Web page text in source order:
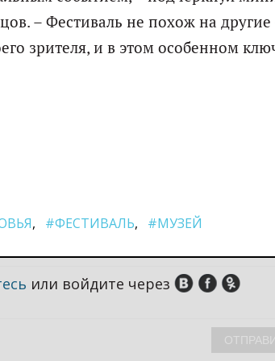
– Фестиваль не похож на
зрителя, и в этом особенном
#ФЕСТИВАЛЬ #МУЗЕЙ
или войдите через